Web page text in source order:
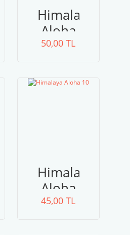
Himalaya
Aloha
Simli
50,00 TL
Himalaya
Aloha
10
45,00 TL